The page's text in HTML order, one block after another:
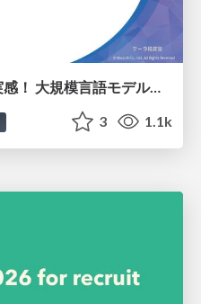
つくって納得、つかって実感！ 大規模言語モデルことはじめ ver2.0
3 1.1k